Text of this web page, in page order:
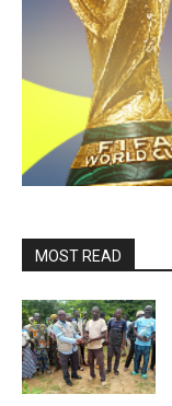
MOST READ